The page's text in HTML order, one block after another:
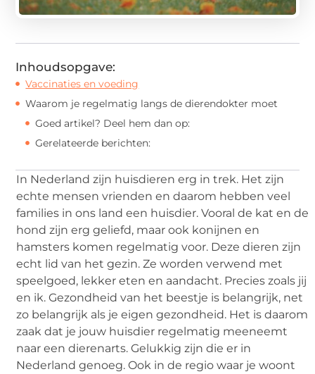
Inhoudsopgave:
Vaccinaties en voeding
Waarom je regelmatig langs de dierendokter moet
Goed artikel? Deel hem dan op:
Gerelateerde berichten:
In Nederland zijn huisdieren erg in trek. Het zijn
echte mensen vrienden en daarom hebben veel
families in ons land een huisdier. Vooral de kat en de
hond zijn erg geliefd, maar ook konijnen en
hamsters komen regelmatig voor. Deze dieren zijn
echt lid van het gezin. Ze worden verwend met
speelgoed, lekker eten en aandacht. Precies zoals jij
en ik. Gezondheid van het beestje is belangrijk, net
zo belangrijk als je eigen gezondheid. Het is daarom
zaak dat je jouw huisdier regelmatig meeneemt
naar een dierenarts. Gelukkig zijn die er in
Nederland genoeg. Ook in de regio waar je woont